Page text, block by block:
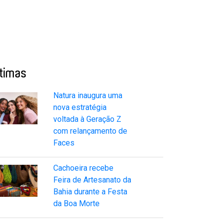
Natura inaugura uma
nova estratégia
voltada à Geração Z
com relançamento de
Faces
Cachoeira recebe
Feira de Artesanato da
Bahia durante a Festa
da Boa Morte